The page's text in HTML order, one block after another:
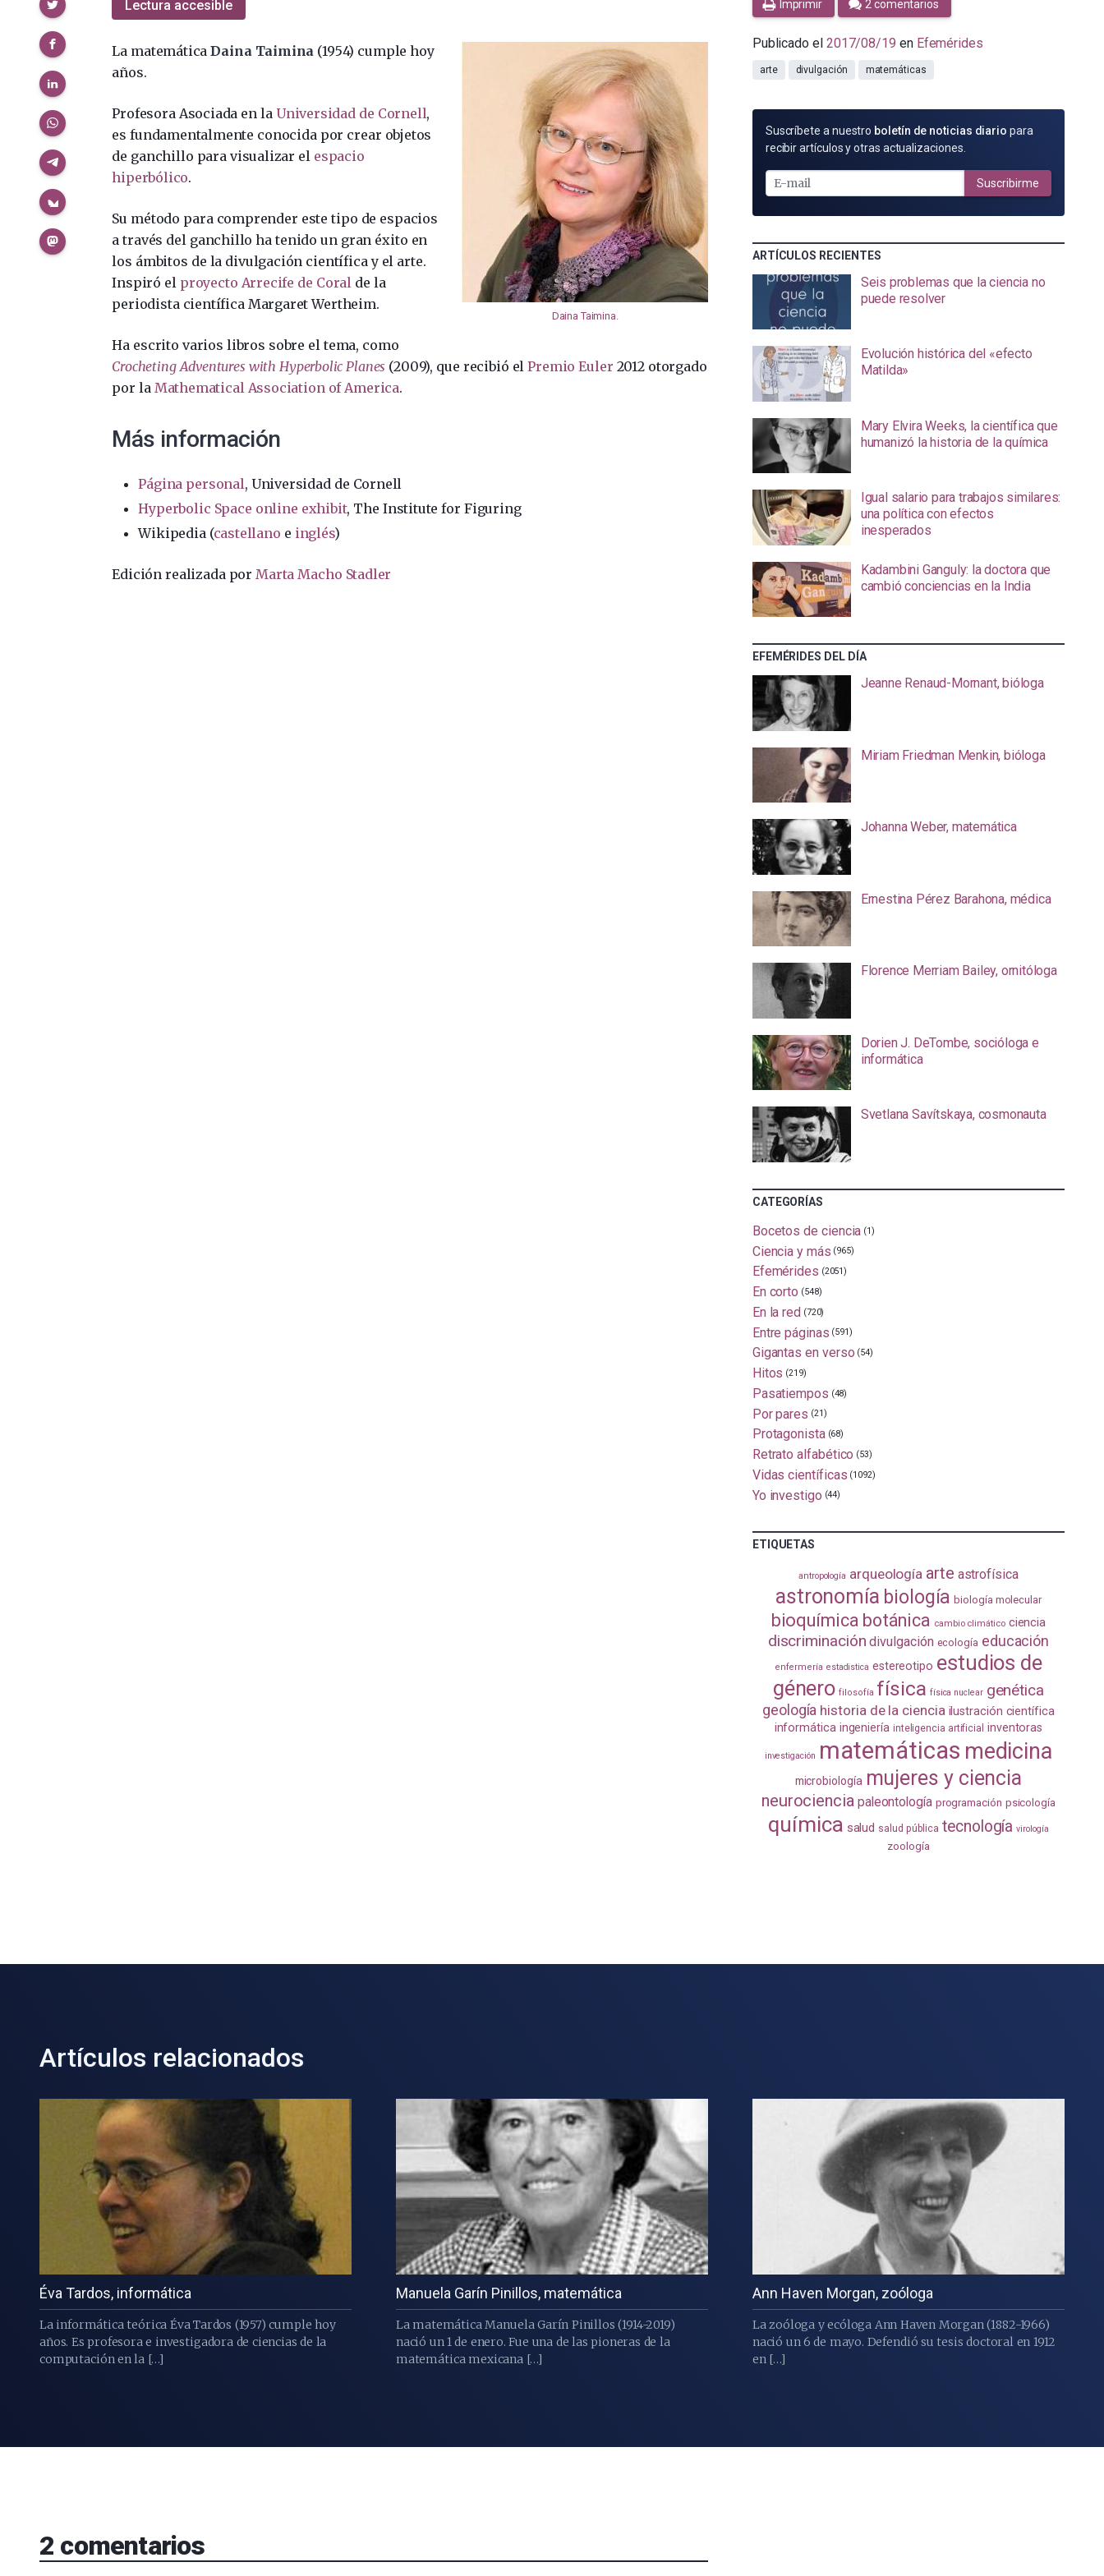
Lectura accesible
Daina Taimina
La matemática Daina Taimina (1954) cumple hoy
años.
Profesora Asociada en la Universidad de Cornell,
es fundamentalmente conocida por crear objetos
de ganchillo para visualizar el espacio
hiperbólico.
Su método para comprender este tipo de espacios
a través del ganchillo ha tenido un gran éxito en
los ámbitos de la divulgación científica y el arte.
Inspiró el proyecto Arrecife de Coral de la
periodista científica Margaret Wertheim.
Ha escrito varios libros sobre el tema, como
Crocheting Adventures with Hyperbolic Planes (2009), que recibió elPremio Euler 2012 otorgado
por la Mathematical Association of America.
Más información
Página personal, Universidad de Cornell
Hyperbolic Space online exhibit, The Institute for Figuring
Wikipedia (castellano e inglés)
Edición realizada por Marta Macho Stadler
Imprimir 2 comentarios
Publicado el 2017/08/19 en Efemérides
arte divulgación matemáticas
SUSCRÍBETE
POR
MAIL
Suscríbete a nuestro boletín de noticias diario para
recibir artículos y otras actualizaciones.
Suscribirme
ARTÍCULOS RECIENTES
Seis problemas que la ciencia no
puede resolver
Evolución histórica del «efecto
Matilda»
Mary Elvira Weeks, la científica que
humanizó la historia de la química
Igual salario para trabajos similares:
una política con efectos
inesperados
Kadambini Ganguly: la doctora que
cambió conciencias en la India
EFEMÉRIDES DEL DÍA
Jeanne Renaud-Mornant, bióloga
Miriam Friedman Menkin, bióloga
Johanna Weber, matemática
Ernestina Pérez Barahona, médica
Florence Merriam Bailey, ornitóloga
Dorien J. DeTombe, socióloga e
informática
Svetlana Savítskaya, cosmonauta
CATEGORÍAS
Bocetos de ciencia (1)
Ciencia y más (965)
Efemérides (2051)
En corto (548)
En la red (720)
Entre páginas (591)
Gigantas en verso (54)
Hitos (219)
Pasatiempos (48)
Por pares (21)
Protagonista (68)
Retrato alfabético (53)
Vidas científicas (1092)
Yo investigo (44)
ETIQUETAS
antropología arqueología arte astrofísica
astronomía biología biología molecular
bioquímica botánica cambio climático ciencia
discriminación divulgación ecología educación
enfermería estadistica estereotipo estudios de
género filosofía física física nuclear genética
geología historia de la ciencia ilustración científica
informática ingeniería inteligencia artificial inventoras
investigación matemáticas medicina
microbiología mujeres y ciencia
neurociencia paleontología programación psicología
química salud salud pública tecnología virología
zoología
Artículos relacionados
Éva Tardos, informática
La informática teórica Éva Tardos (1957) cumple hoy
años. Es profesora e investigadora de ciencias de la
computación en la […]
Manuela Garín Pinillos, matemática
La matemática Manuela Garín Pinillos (1914-2019)
nació un 1 de enero. Fue una de las pioneras de la
matemática mexicana […]
Ann Haven Morgan, zoóloga
La zoóloga y ecóloga Ann Haven Morgan (1882-1966)
nació un 6 de mayo. Defendió su tesis doctoral en 1912
en […]
2 comentarios